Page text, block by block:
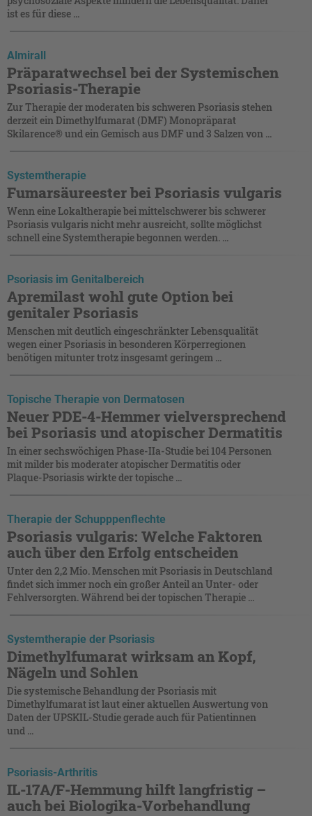
ist es für diese ...
Almirall
Präparatwechsel bei der Systemischen
Psoriasis-Therapie
Zur Therapie der moderaten bis schweren Psoriasis stehen
derzeit ein Dimethylfumarat (DMF) Monopräparat
Skilarence® und ein Gemisch aus DMF und 3 Salzen von ...
Systemtherapie
Fumarsäureester bei Psoriasis vulgaris
Wenn eine Lokaltherapie bei mittelschwerer bis schwerer
Psoriasis vulgaris nicht mehr ausreicht, sollte möglichst
schnell eine Systemtherapie begonnen werden. ...
Psoriasis im Genitalbereich
Apremilast wohl gute Option bei
genitaler Psoriasis
Menschen mit deutlich eingeschränkter Lebensqualität
wegen einer Psoriasis in besonderen Körperregionen
benötigen mitunter trotz insgesamt geringem ...
Topische Therapie von Dermatosen
Neuer PDE-4-Hemmer vielversprechend
bei Psoriasis und atopischer Dermatitis
In einer sechswöchigen Phase-IIa-Studie bei 104 Personen
mit milder bis moderater atopischer Dermatitis oder
Plaque-Psoriasis wirkte der topische ...
Therapie der Schupppenflechte
Psoriasis vulgaris: Welche Faktoren
auch über den Erfolg entscheiden
Unter den 2,2 Mio. Menschen mit Psoriasis in Deutschland
findet sich immer noch ein großer Anteil an Unter- oder
Fehlversorgten. Während bei der topischen Therapie ...
Systemtherapie der Psoriasis
Dimethylfumarat wirksam an Kopf,
Nägeln und Sohlen
Die systemische Behandlung der Psoriasis mit
Dimethylfumarat ist laut einer aktuellen Auswertung von
Daten der UPSKIL-Studie gerade auch für Patientinnen
und ...
Psoriasis-Arthritis
IL-17A/F-Hemmung hilft langfristig –
auch bei Biologika-Vorbehandlung